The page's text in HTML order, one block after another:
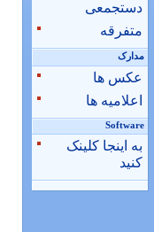
دستجمعی
متفرقه
مدارک
عکس ها
اعلامیه ها
Software
به اینجا کلینک
کنید